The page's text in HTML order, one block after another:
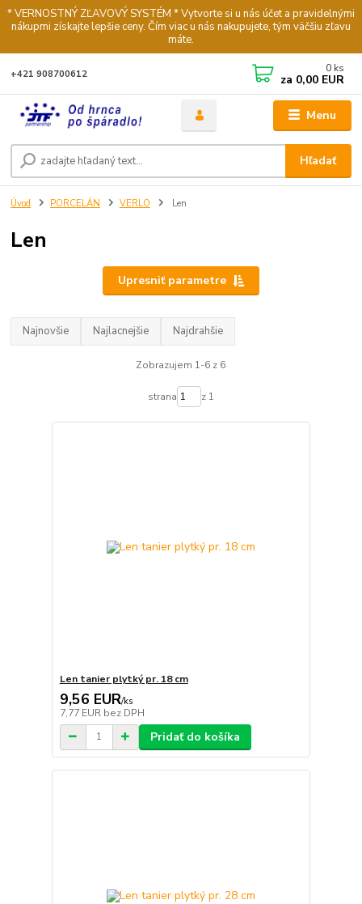
* VERNOSTNÝ ZĽAVOVÝ SYSTÉM * Vytvorte si u nás účet a pravidelnými
nákupmi získajte lepšie ceny. Čím viac u nás nakupujete, tým väčšiu zľavu
máte.
Menu
Hľadať
+421 908700612 0 ks
za 0,00 EUR
Úvod PORCELÁN VERLO Len
Len
Upresniť parametre
Najnovšie Najlacnejšie Najdrahšie
Zobrazujem 1-6 z 6
strana z 1
Len tanier plytký pr. 18 cm
9,56 EUR/ks
7,77 EUR bez DPH
Pridať do košíka